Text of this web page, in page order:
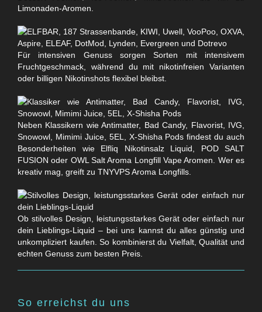
Limonaden-Aromen.
Für intensiven Genuss sorgen Sorten mit intensivem
Fruchtgeschmack, während du mit nikotinfreien Varianten
oder billigen Nikotinshots flexibel bleibst.
Neben Klassikern wie Antimatter, Bad Candy, Flavorist, IVG,
Snowowl, Mimimi Juice, 5EL, X-Shisha Pods findest du auch
Besonderheiten wie Elfliq Nikotinsalz Liquid, POD SALT
FUSION oder OWL Salt Aroma Longfill Vape Aromen. Wer es
kreativ mag, greift zu TNYVPS Aroma Longfills.
Ob stilvolles Design, leistungsstarkes Gerät oder einfach nur
dein Lieblings-Liquid – bei uns kannst du alles günstig und
unkompliziert kaufen. So kombinierst du Vielfalt, Qualität und
echten Genuss zum besten Preis.
So erreichst du uns